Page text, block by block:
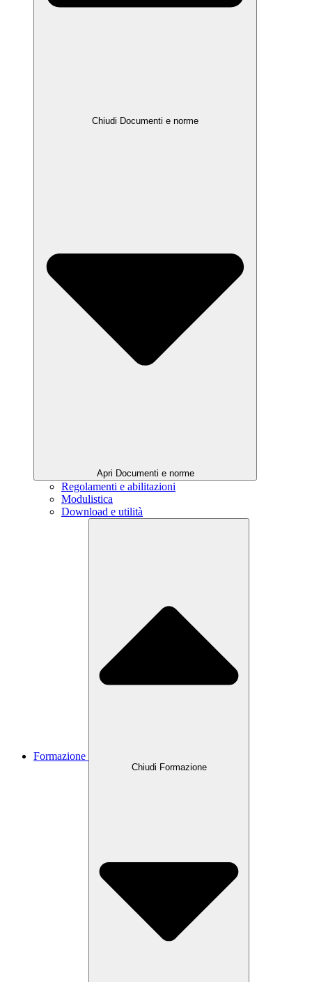
Chiudi Documenti e norme
Apri Documenti e norme
Regolamenti e abilitazioni
Modulistica
Download e utilità
Formazione
Chiudi Formazione